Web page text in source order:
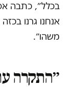
בכלל״, כתבה
אנחנו גרנו
משהו״.
״התקרה